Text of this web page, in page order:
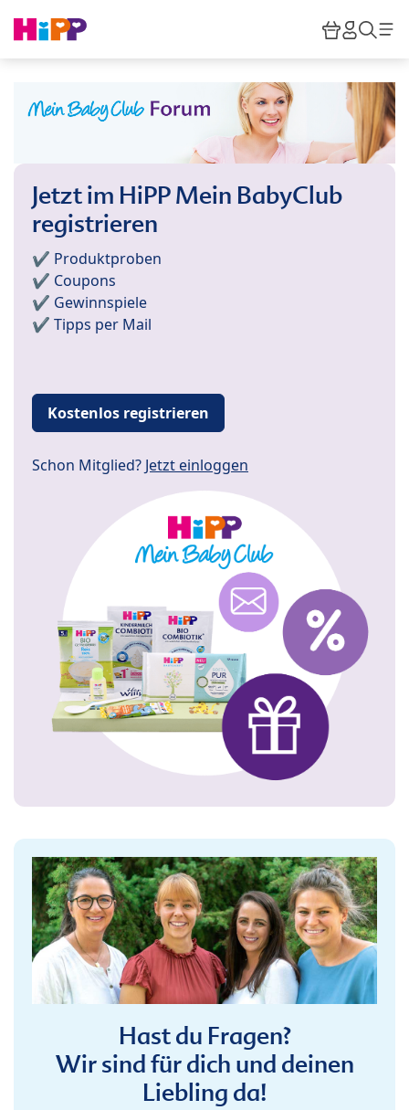
HiPP
Jetzt im HiPP Mein BabyClub
registrieren
✔️ Produktproben
✔️ Coupons
✔️ Gewinnspiele
✔️ Tipps per Mail
Kostenlos registrieren
Schon Mitglied? Jetzt einloggen
Hast du Fragen?
Wir sind für dich und deinen
Liebling da!